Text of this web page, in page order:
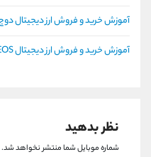
آموزش خرید و فروش ارز دیجیتال
آموزش خرید و فروش ارز دیجیتال EOS
نظر بدهید
شماره موبایل شما منتشر نخواهد شد.